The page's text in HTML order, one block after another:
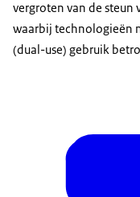
vergroten van de
waarbij technologieën
(dual-use) gebruik